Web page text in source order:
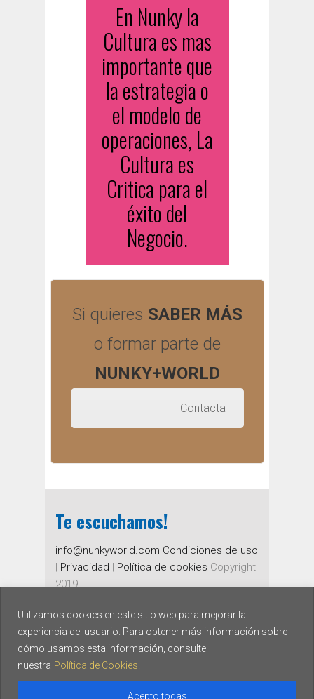
Utilizamos cookies en este sitio web para mejorar la
experiencia del usuario. Para obtener más información sobre
cómo usamos esta información, consulte
nuestra Política de Cookies.
Acepto todas
En Nunky la
Cultura es mas
importante que
la estrategia o
el modelo de
operaciones, La
Cultura es
Critica para el
éxito del
Negocio.
Si quieres SABER MÁS
o formar parte de
NUNKY+WORLD
Contacta
Te escuchamos!
info@nunkyworld.com Condiciones de uso
| Privacidad | Política de cookies Copyright
2019